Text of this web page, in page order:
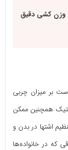
وزن کشی دقیق
بر میزان چربی
همچنین ممکن
اشتها در بدن و
که در خانواده‌ها